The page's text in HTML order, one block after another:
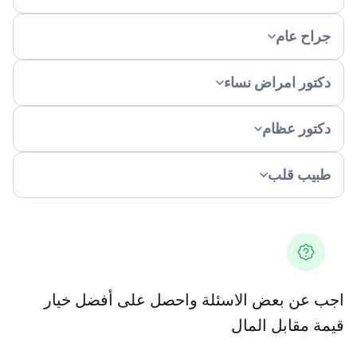
جراح عام
دكتور امراض نساء
دكتور عظام
طبيب قلب
اجب عن بعض الاسئلة واحصل على أفضل خيار
قيمة مقابل المال